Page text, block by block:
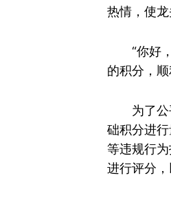
热情，使
“你好
的积分，顺
为了
础积分进
等违规行
进行评分